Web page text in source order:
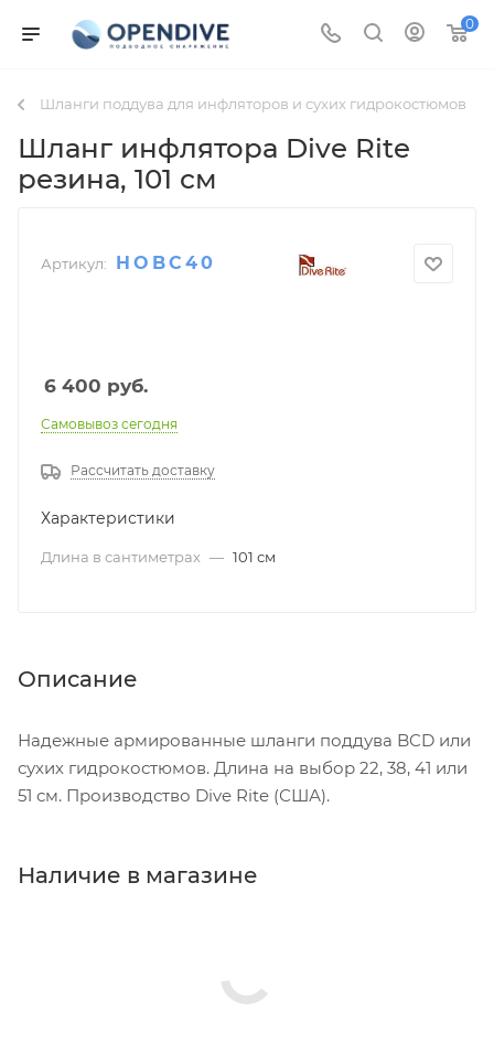
0
Шланги поддува для инфляторов и сухих гидрокостюмов
Шланг инфлятора Dive Rite
резина, 101 см
Артикул: HOBC40
6 400 руб.
Самовывоз сегодня
Рассчитать доставку
Характеристики
Длина в сантиметрах — 101 см
Описание
Надежные армированные шланги поддува BCD или
сухих гидрокостюмов. Длина на выбор 22, 38, 41 или
51 см. Производство Dive Rite (США).
Наличие в магазине